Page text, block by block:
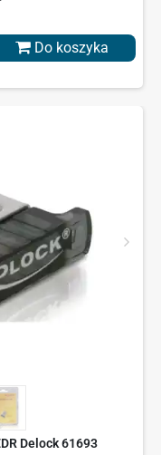
Do koszyka
Delock 61693